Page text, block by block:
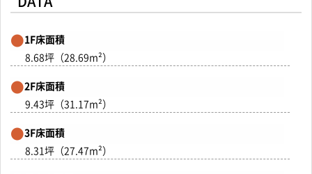
1F床面積
8.68坪（28.69m²）
2F床面積
9.43坪（31.17m²）
3F床面積
8.31坪（27.47m²）